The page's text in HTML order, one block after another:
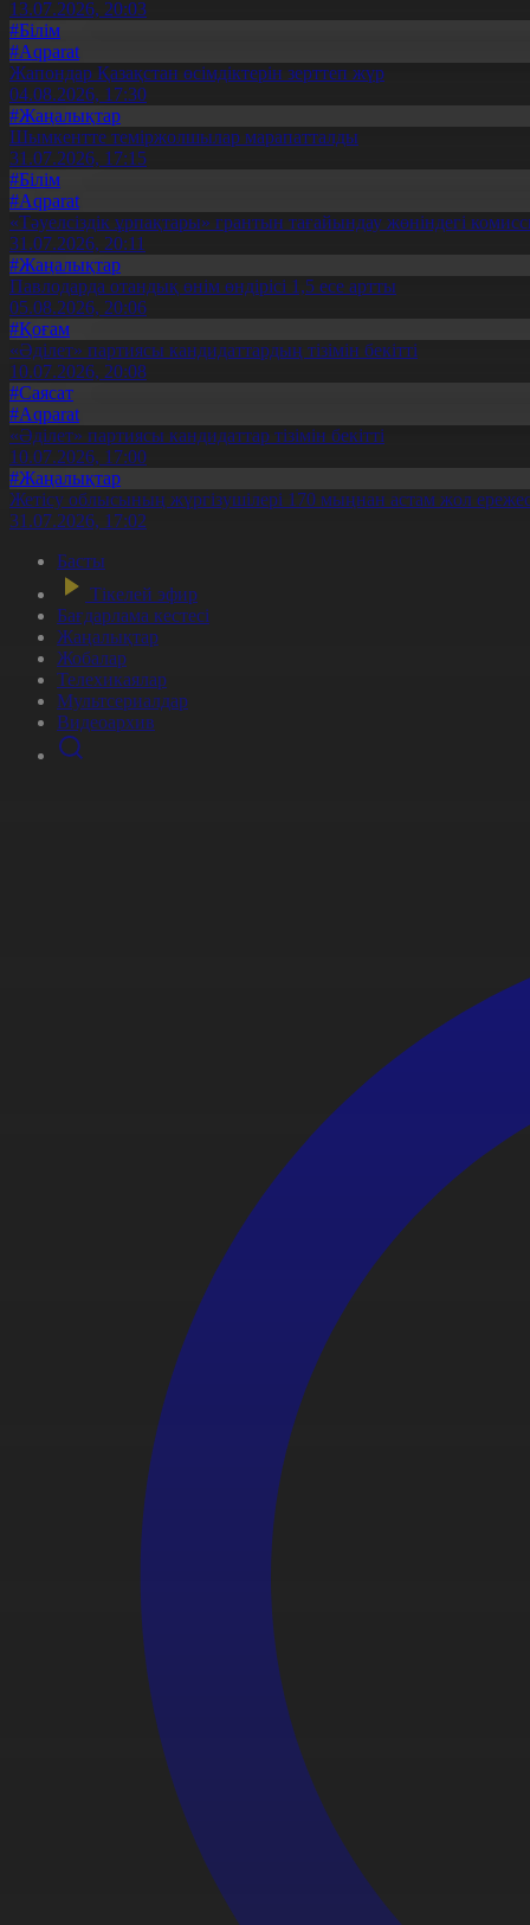
13.07.2026, 20:03
#Білім
#Aqparat
Жапондар Қазақстан өсімдіктерін зерттеп жүр
04.08.2026, 17:30
#Жаңалықтар
Шымкентте теміржолшылар марапатталды
31.07.2026, 17:15
#Білім
#Aqparat
«Тәуелсіздік ұрпақтары» грантын тағайындау жөніндегі
31.07.2026, 20:11
#Жаңалықтар
Павлодарда отандық өнім өндірісі 1,5 есе артты
05.08.2026, 20:06
#Қоғам
«Әділет» партиясы кандидаттардың тізімін бекітті
10.07.2026, 20:08
#Саясат
#Aqparat
«Әділет» партиясы кандидаттар тізімін бекітті
10.07.2026, 17:00
#Жаңалықтар
Жетісу облысының жүргізушілері 170 мыңнан астам жол
31.07.2026, 17:02
Басты
Тікелей эфир
Бағдарлама кестесі
Жаңалықтар
Жобалар
Телехикаялар
Мультсериалдар
Видеоархив